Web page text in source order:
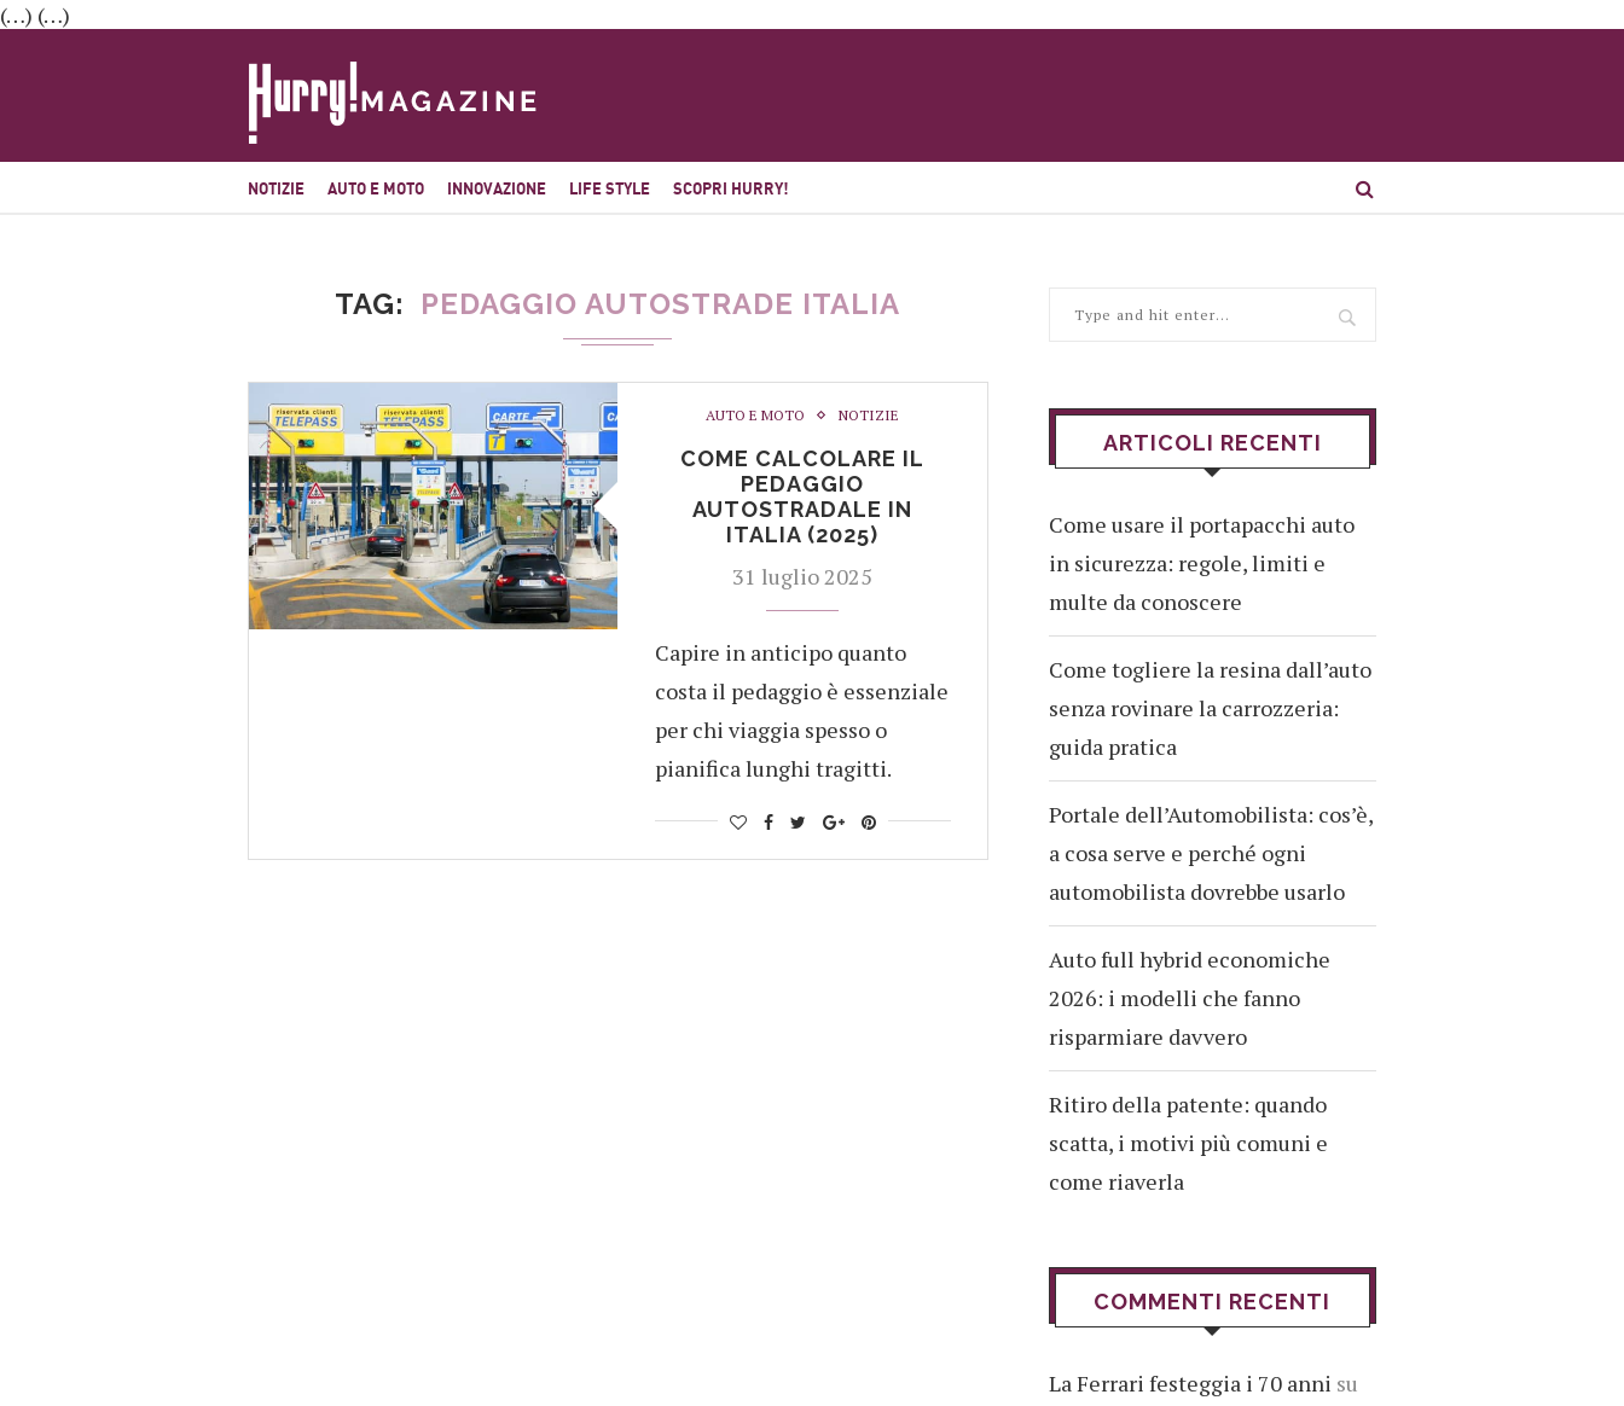
(…) (…)
NOTIZIE AUTO E MOTO INNOVAZIONE LIFE STYLE SCOPRI HURRY!
TAG PEDAGGIO AUTOSTRADE ITALIA
AUTO E MOTO NOTIZIE
COME CALCOLARE IL
PEDAGGIO
AUTOSTRADALE IN
ITALIA (2025)
31 luglio 2025
Capire in anticipo quanto
costa il pedaggio è essenziale
per chi viaggia spesso o
pianifica lunghi tragitti.
ARTICOLI RECENTI
Come usare il portapacchi auto
in sicurezza: regole, limiti e
multe da conoscere
Come togliere la resina dall’auto
senza rovinare la carrozzeria:
guida pratica
Portale dell’Automobilista: cos’è,
a cosa serve e perché ogni
automobilista dovrebbe usarlo
Auto full hybrid economiche
2026: i modelli che fanno
risparmiare davvero
Ritiro della patente: quando
scatta, i motivi più comuni e
come riaverla
COMMENTI RECENTI
La Ferrari festeggia i 70 anni su